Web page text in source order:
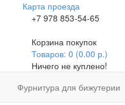
Карта проезда
+7 978 853-54-65
Корзина покупок
Товаров: 0 (0.00 р.)
Ничего не куплено!
Фурнитура для бижутерии